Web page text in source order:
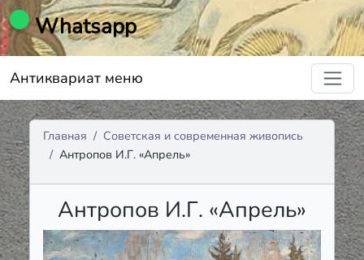
Whatsapp
Антиквариат меню
Главная
Советская и современная живопись
Антропов И.Г. «Апрель»
Антропов И.Г. «Апрель»